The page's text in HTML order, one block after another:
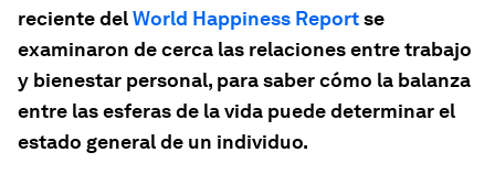
reciente delWorld Happiness Reportse
examinaron de cerca las relaciones entre trabajo
y bienestar personal, para saber cómo la balanza
entre las esferas de la vida puede determinar el
estado general de un individuo.